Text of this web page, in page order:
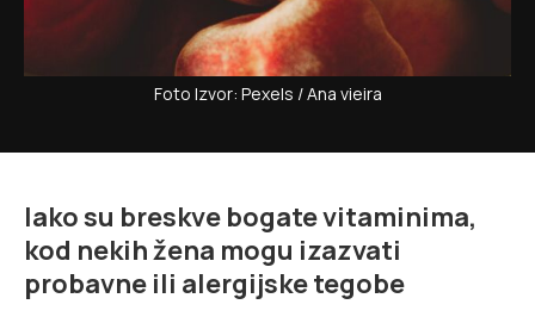
Foto Izvor: Pexels / Ana vieira
Iako su breskve bogate vitaminima,
kod nekih žena mogu izazvati
probavne ili alergijske tegobe